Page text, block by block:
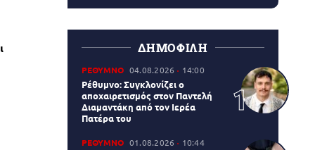
ΔΗΜΟΦΙΛΗ
ΡΕΘΥΜΝΟ 04.08.2026 14:00
Ρέθυμνο: Συγκλονίζει ο
αποχαιρετισμός στον Παντελή
Διαμαντάκη από τον Ιερέα
Πατέρα του
ΡΕΘΥΜΝΟ 01.08.2026 10:44